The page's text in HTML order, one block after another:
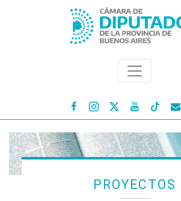
  
PROYECTOS